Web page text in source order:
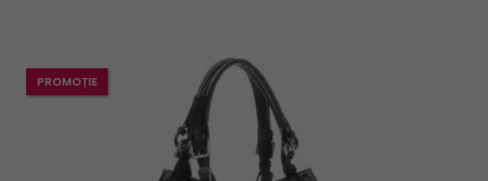
PROMOȚIE